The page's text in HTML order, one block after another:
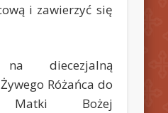
i zawierzyć się
diecezjalną
Różańca do
Matki Bożej